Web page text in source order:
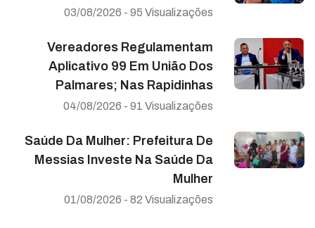
03/08/2026 - 95 Visualizações
Vereadores Regulamentam
Aplicativo 99 Em União Dos
Palmares; Nas Rapidinhas
04/08/2026 - 91 Visualizações
Saúde Da Mulher: Prefeitura De
Messias Investe Na Saúde Da
Mulher
01/08/2026 - 82 Visualizações